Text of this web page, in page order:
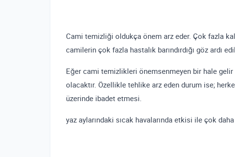
Cami temizliği oldukça önem arz eder. Çok fazla
camilerin çok fazla hastalık barındırdığı göz ardı
Eğer cami temizlikleri önemsenmeyen bir hale gelir
olacaktır. Özellikle tehlike arz eden durum ise;
üzerinde ibadet etmesi.
yaz aylarındaki sıcak havalarında etkisi ile çok